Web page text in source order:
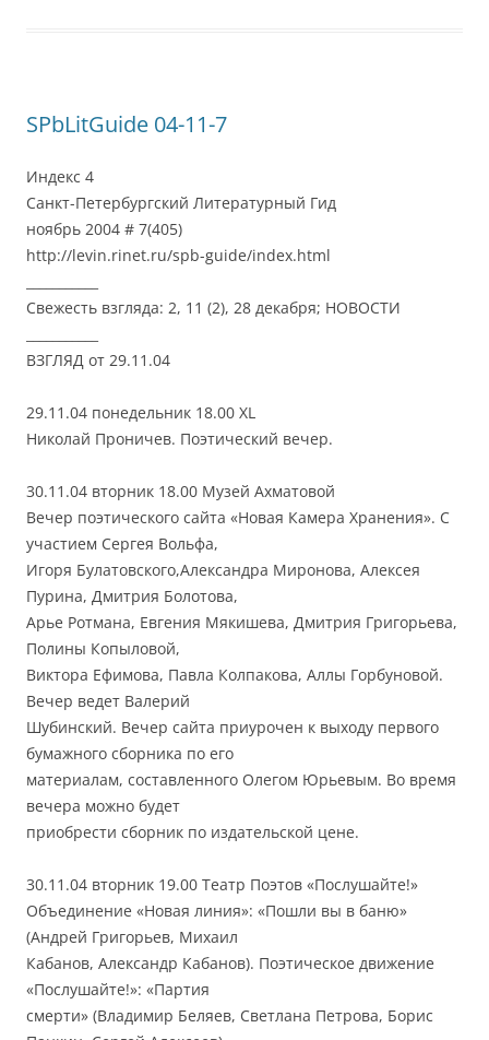
SPbLitGuide 04-11-7
Индекс 4
Санкт-Петербургский Литературный Гид
ноябрь 2004 # 7(405)
http://levin.rinet.ru/spb-guide/index.html
Свежесть взгляда: 2, 11 (2), 28 декабря; НОВОСТИ
ВЗГЛЯД от 29.11.04
29.11.04 понедельник 18.00 XL
Николай Проничев. Поэтический вечер.
30.11.04 вторник 18.00 Музей Ахматовой
Вечер поэтического сайта «Новая Камера Хранения». С
участием Сергея Вольфа,
Игоря Булатовского,Александра Миронова, Алексея
Пурина, Дмитрия Болотова,
Арье Ротмана, Евгения Мякишева, Дмитрия Григорьева,
Полины Копыловой,
Виктора Ефимова, Павла Колпакова, Аллы Горбуновой.
Вечер ведет Валерий
Шубинский. Вечер сайта приурочен к выходу первого
бумажного сборника по его
материалам, составленного Олегом Юрьевым. Во время
вечера можно будет
приобрести сборник по издательской цене.
30.11.04 вторник 19.00 Театр Поэтов «Послушайте!»
Объединение «Новая линия»: «Пошли вы в баню»
(Андрей Григорьев, Михаил
Кабанов, Александр Кабанов). Поэтическое движение
«Послушайте!»: «Партия
смерти» (Владимир Беляев, Светлана Петрова, Борис